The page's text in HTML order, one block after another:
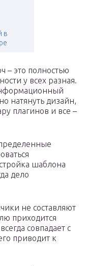
в
– это полностью
у всех разная.
натянуть дизайн,
плагинов и все –
шаблона
дело
не составляют
приходится
совпадает с
приводит к